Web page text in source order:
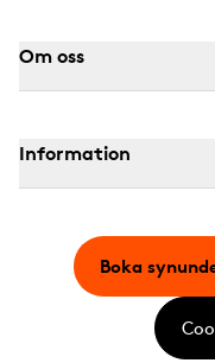
Om oss
Information
Boka